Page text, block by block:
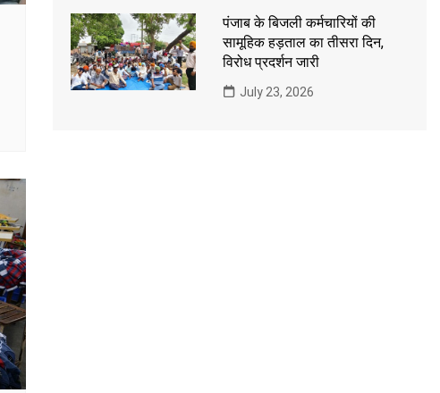
पंजाब के बिजली कर्मचारियों की
सामूहिक हड़ताल का तीसरा दिन,
विरोध प्रदर्शन जारी
July 23, 2026